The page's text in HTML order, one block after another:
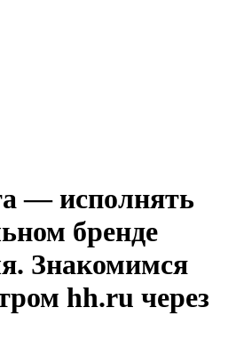
— исполнять
бренде
Знакомимся
hh.ru через